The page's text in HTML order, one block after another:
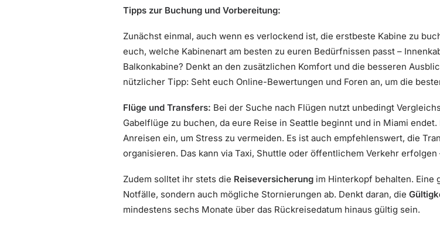
Tipps zur Buchung und Vorbereitung:
Zunächst einmal, auch wenn es verlockend ist, die erstbeste Kabine zu
euch, welche Kabinenart am besten zu euren Bedürfnissen passt –
Balkonkabine? Denkt an den zusätzlichen Komfort und die besseren
nützlicher Tipp: Seht euch Online-Bewertungen und Foren an, um die
Flüge und Transfers: Bei der Suche nach Flügen nutzt unbedingt
Gabelflüge zu buchen, da eure Reise in Seattle beginnt und in Miami
Anreisen ein, um Stress zu vermeiden. Es ist auch empfehlenswert, die
organisieren. Das kann via Taxi, Shuttle oder öffentlichem Verkehr
Zudem solltet ihr stets die Reiseversicherung im Hinterkopf behalten.
Notfälle, sondern auch mögliche Stornierungen ab. Denkt daran, die
mindestens sechs Monate über das Rückreisedatum hinaus gültig sein.